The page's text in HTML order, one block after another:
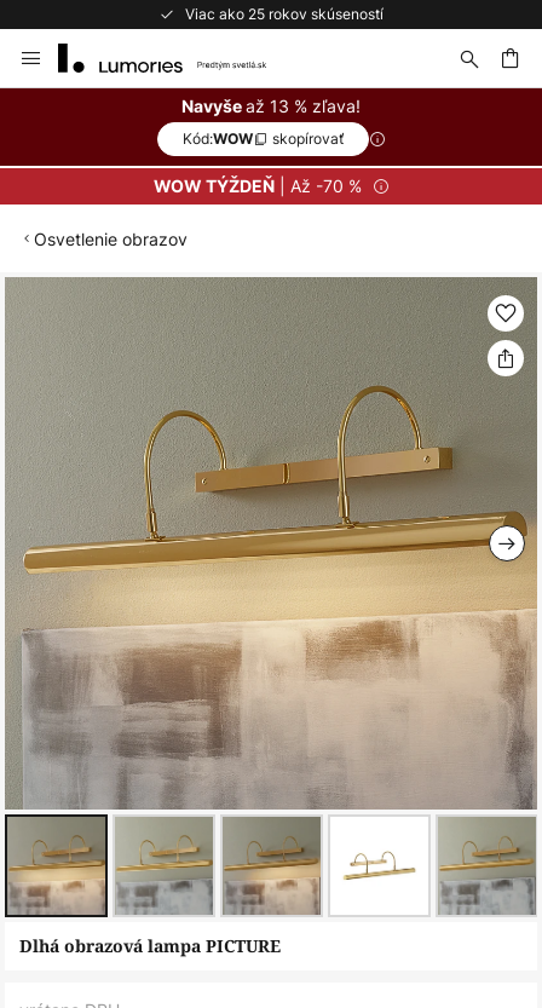
Viac ako 25 rokov skúseností
to
Navyšeaž 13 % zľava!
Kód:WOW skopírovať
WOW TÝŽDEŇ| Až -70 %
Osvetlenie obrazov
Preskočiť
na
koniec
galérie
obrázkov
Preskočiť
Dlhá obrazová lampa PICTURE